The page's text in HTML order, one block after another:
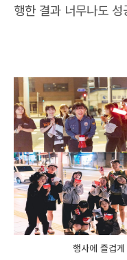
행한 결과 너무나도
행사에 즐겁